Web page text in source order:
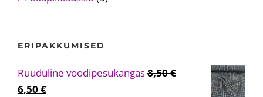
ERIPAKKUMISED
Ruuduline voodipesukangas8,50€
Algne
6,50 €Current